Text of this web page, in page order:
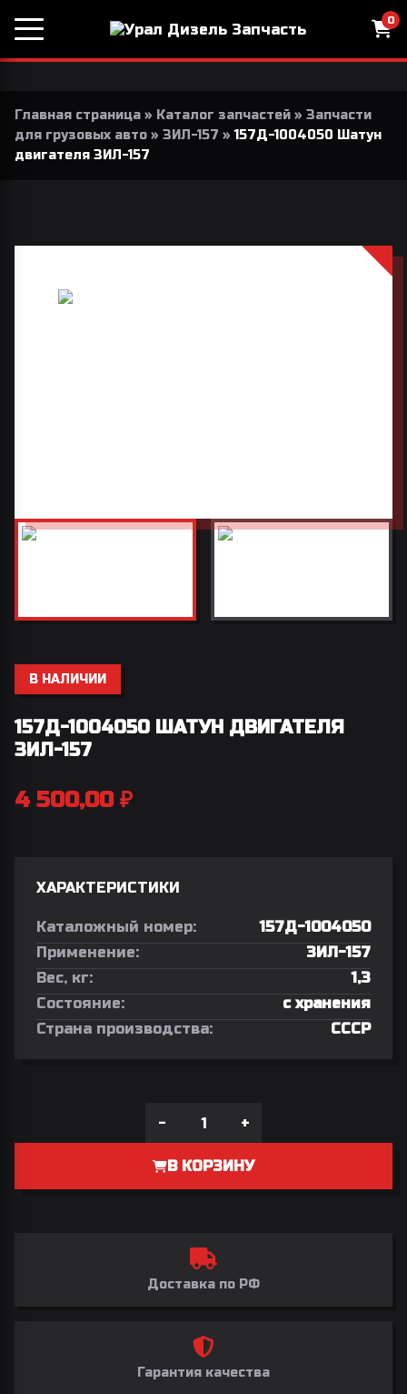
0
Главная страница » Каталог запчастей » Запчасти
для грузовых авто » ЗИЛ-157 »157Д-1004050 Шатун
двигателя ЗИЛ-157
В НАЛИЧИИ
157Д-1004050 ШАТУН ДВИГАТЕЛЯ
ЗИЛ-157
4 500,00 ₽
ХАРАКТЕРИСТИКИ
Каталожный номер:
157Д-1004050
Применение:
ЗИЛ-157
Вес, кг:
1,3
Состояние:
с хранения
Страна производства:
СССР
- +
В КОРЗИНУ
Доставка по РФ
Гарантия качества